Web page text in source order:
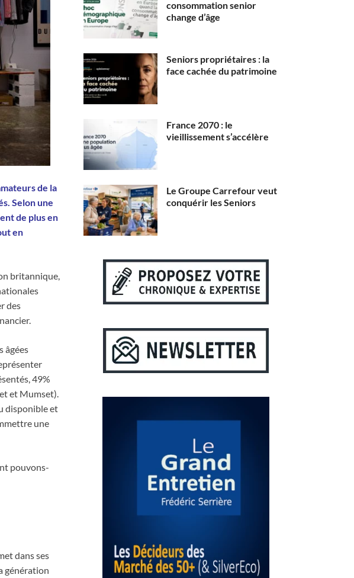
de la
Selon une
de plus en
en
britannique,
des
âgées
49%
et Mumset).
disponible et
une
pouvons-
dans ses
génération
consommation senior
change d’âge
Seniors propriétaires : la
face cachée du patrimoine
France 2070 : le
vieillissement s’accélère
Le Groupe Carrefour veut
conquérir les Seniors